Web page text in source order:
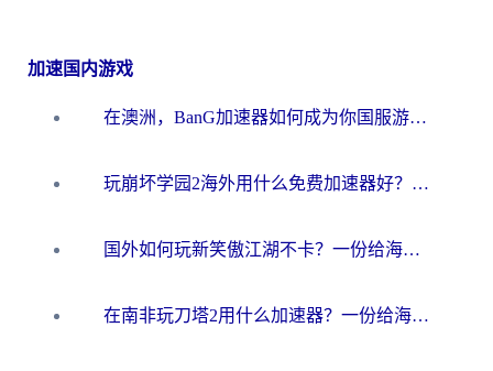
加速国内游戏
在澳洲，BanG加速器如何成为你国服游戏的“时光机”？
玩崩坏学园2海外用什么免费加速器好？2026海外党亲测国服游戏加速指南
国外如何玩新笑傲江湖不卡？一份给海外游子的终极网络指南
在南非玩刀塔2用什么加速器？一份给海外游子的终极生存指南